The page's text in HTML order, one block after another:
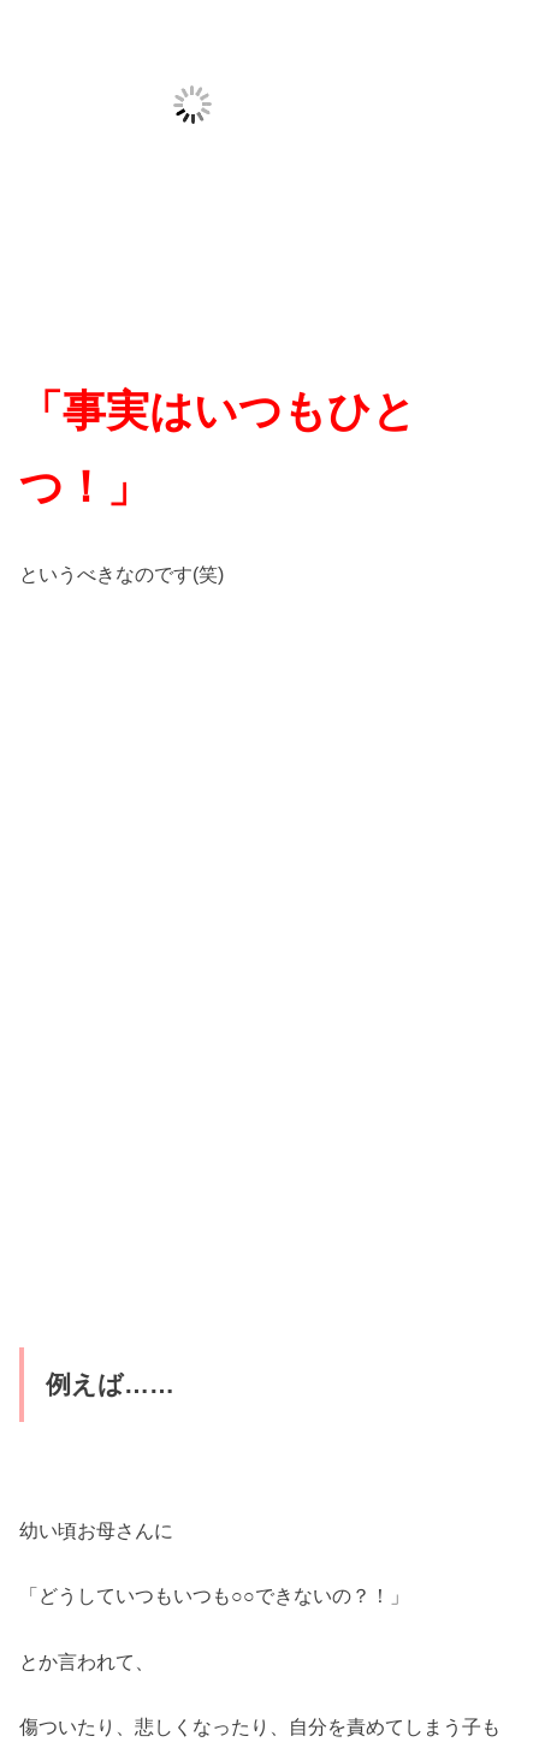
「事実はいつもひと
つ！」
というべきなのです(笑)
例えば……
幼い頃お母さんに
「どうしていつもいつも○○できないの？！」
とか言われて、
傷ついたり、悲しくなったり、自分を責めてしまう子も